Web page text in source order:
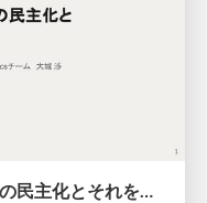
Claude Codeによるデータ分析の民主化とそれを支えるデータ基盤